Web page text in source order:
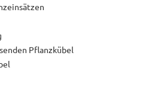
und nun auch einem im
und sieht einfach gut
Pflanzkübel